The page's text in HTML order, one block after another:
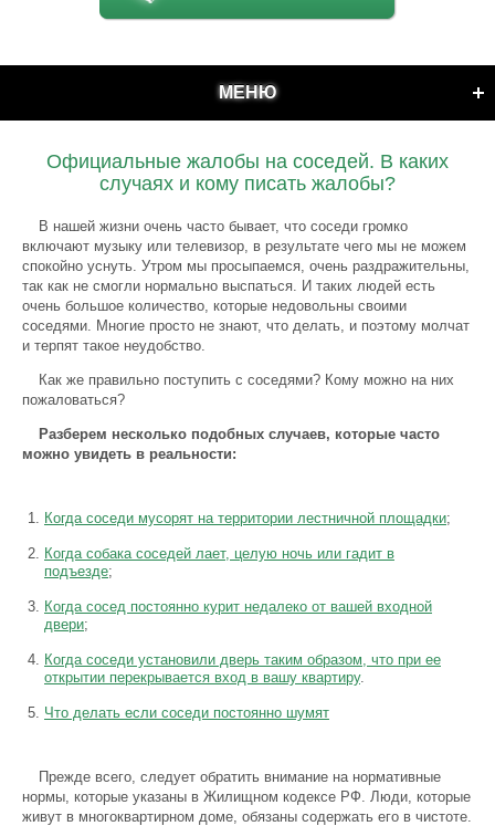
МЕНЮ
Официальные жалобы на соседей. В каких
случаях и кому писать жалобы?
В нашей жизни очень часто бывает, что соседи громко
включают музыку или телевизор, в результате чего мы не можем
спокойно уснуть. Утром мы просыпаемся, очень раздражительны,
так как не смогли нормально выспаться. И таких людей есть
очень большое количество, которые недовольны своими
соседями. Многие просто не знают, что делать, и поэтому молчат
и терпят такое неудобство.
Как же правильно поступить с соседями? Кому можно на них
пожаловаться?
Разберем несколько подобных случаев, которые часто
можно увидеть в реальности:
Когда соседи мусорят на территории лестничной площадки;
Когда собака соседей лает, целую ночь или гадит в
подъезде;
Когда сосед постоянно курит недалеко от вашей входной
двери;
Когда соседи установили дверь таким образом, что при ее
открытии перекрывается вход в вашу квартиру.
Что делать если соседи постоянно шумят
Прежде всего, следует обратить внимание на нормативные
нормы, которые указаны в Жилищном кодексе РФ. Люди, которые
живут в многоквартирном доме, обязаны содержать его в чистоте.